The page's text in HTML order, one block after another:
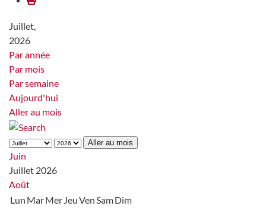
Juillet,
2026
Par année
Par mois
Par semaine
Aujourd'hui
Aller au mois
Aller au mois
Juin
Juillet 2026
Août
Lun MarMer JeuVenSamDim